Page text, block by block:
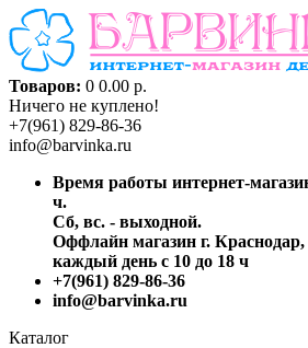
Товаров: 0 0.00 р.
Ничего не куплено!
+7(961) 829-86-36
info@barvinka.ru
Время работы интернет-
ч.
Сб, вс. - выходной.
Оффлайн магазин г.
каждый день с 10 до 18 ч
+7(961) 829-86-36
info@barvinka.ru
Каталог